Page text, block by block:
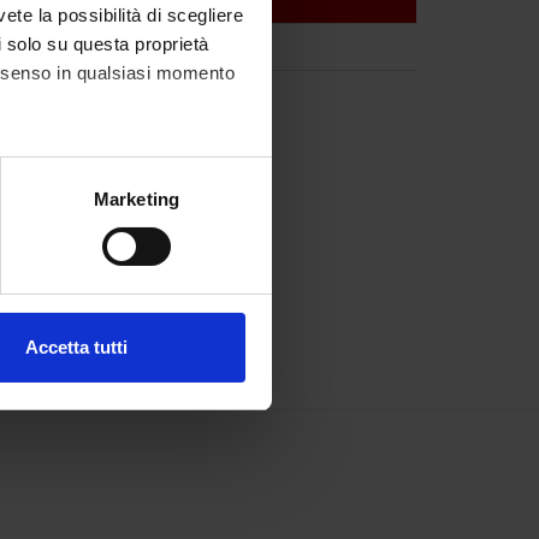
la possibilità di scegliere
su questa proprietà
in qualsiasi momento
metro,Marketing
Accetta tutti